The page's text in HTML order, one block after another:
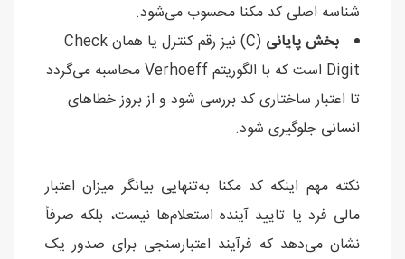
شناسه اصلی کد مکنا محسوب می‌شود.
بخش پایانی
(C) نیز رقم کنترل یا همان Check
Digit است که با الگوریتم Verhoeff محاسبه می‌گردد
تا اعتبار ساختاری کد بررسی شود و از بروز خطاهای
انسانی جلوگیری شود.
نکته مهم اینکه کد مکنا به‌تنهایی بیانگر میزان اعتبار
مالی فرد یا تایید آینده استعلام‌ها نیست، بلکه صرفاً
نشان می‌دهد که فرآیند اعتبارسنجی برای صدور یک